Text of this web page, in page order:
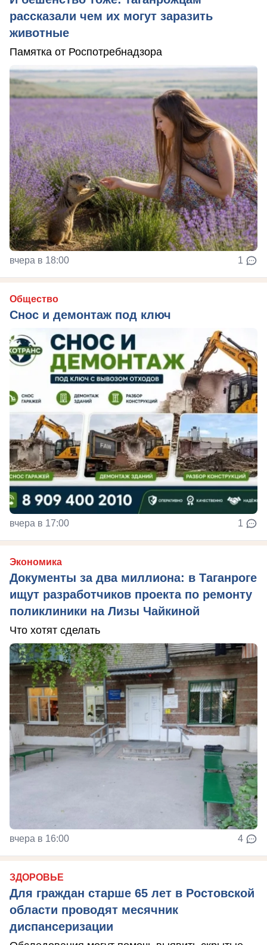
рассказали чем их могут заразить
животные
Памятка от Роспотребнадзора
вчера в 18:00 1
Общество
Снос и демонтаж под ключ
вчера в 17:00 1
Экономика
Документы за два миллиона: в Таганроге
ищут разработчиков проекта по ремонту
поликлиники на Лизы Чайкиной
Что хотят сделать
вчера в 16:00 4
ЗДОРОВЬЕ
Для граждан старше 65 лет в Ростовской
области проводят месячник
диспансеризации